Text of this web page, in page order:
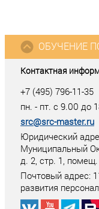
Контактная
+7 (495) 796-11-35
пн. - пт. с 9.00 до
src@src-master.ru
Юридический
Муниципальный
д. 2, стр. 1,
Почтовый адрес:
развития
ОБУЧЕНИЕ